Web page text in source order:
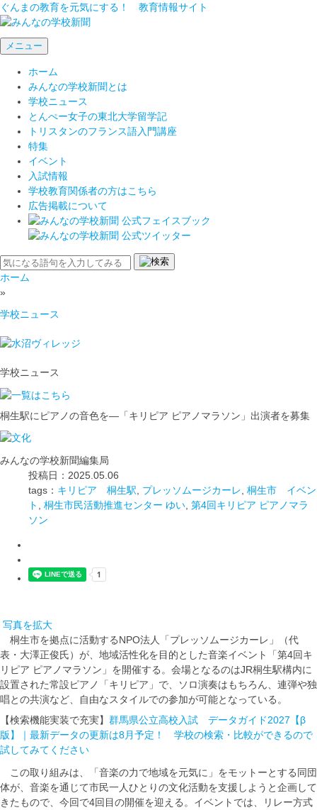
ぐんまの教育を元気にする！ 教育情報サイト
メニュー
ホーム
みんなの学校新聞とは
学校ニュース
とんぺー女子の東北大学留学記
トリスタンのフランス語入門講座
特集
イベント
入試情報
学校教育関係者の方はこちら
広告掲載について
ホーム
»
学校ニュース
学校ニュース
桐生駅にピアノの音色を―「キリピア ピアノマラソン」出演者を募集
みんなの学校新聞編集局
投稿日：2025.05.06
tags： キリピア 桐生駅 プレッソムージカーレ 桐生市 イベン
ト
桐生市民活動推進センター ゆい 第4回キリピア ピアノマラ
ソン
写真を拡大
桐生市を拠点に活動するNPO法人「プレッソムージカーレ」（代
表・大澤正俊氏）が、地域活性化を目的とした音楽イベント「第4回キ
リピア ピアノマラソン」を開催する。会場となるのはJR桐生駅構内に
設置された常設ピアノ「キリピア」で、ソロ演奏はもちろん、連弾や独
唱との共演など、自由なスタイルでの参加が可能となっている。
【検索機能実装で充実】 群馬県公立高校入試 データガイド2027【β
版】｜最新データの更新は8月予定！ 学校の検索・比較ができるので
試してみてください
この取り組みは、「音楽の力で地域を元気に」をモットーとする同団
体が、音楽を通じて市民一人ひとりの文化活動を支援しようと企画して
きたもので、今回で4回目の開催を迎える。イベントでは、リレー方式